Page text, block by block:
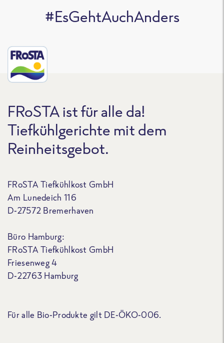
#EsGehtAuchAnders
FRoSTA ist für alle da!
Tiefkühlgerichte mit dem
Reinheitsgebot.
FRoSTA Tiefkühlkost GmbH
Am Lunedeich 116
D-27572 Bremerhaven
Büro Hamburg:
FRoSTA Tiefkühlkost GmbH
Friesenweg 4
D-22763 Hamburg
Für alle Bio-Produkte gilt DE-ÖKO-006.